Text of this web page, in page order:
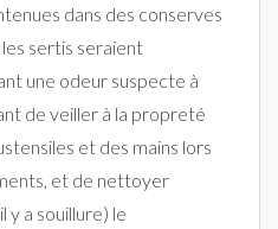
dans des conserves
sertis seraient
une odeur suspecte à
de veiller à la propreté
et des mains lors
et de nettoyer
y a souillure) le